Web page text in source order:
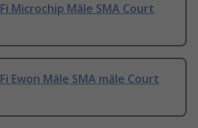
Microchip Mâle SMA Court
Ewon Mâle SMA mâle Court